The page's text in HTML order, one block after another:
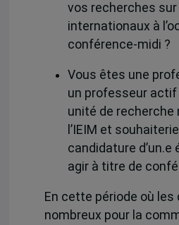
vos recherches sur
internationaux à
conférence-midi ?
Vous êtes une
un professeur actif
unité de recherche
l’IEIM et
candidature d’un.e
agir à titre de
En cette période où les
nombreux pour la